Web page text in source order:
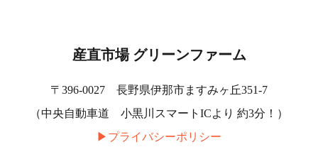
産直市場 グリーンファーム
〒396-0027 長野県伊那市ますみヶ丘351-7
（中央自動車道 小黒川スマートICより 約3分！）
▶︎プライバシーポリシー